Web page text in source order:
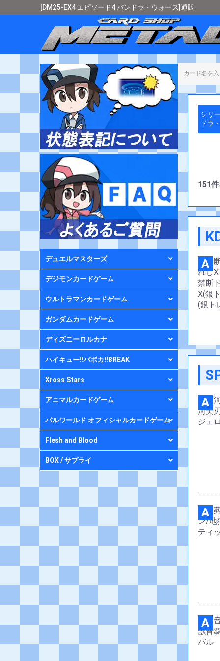
[DM25-EX4 エピソード4 パンドラ・ウォーズ]通販
デュエルマスターズ
デジモンカードゲーム
ウルトラマンカードゲーム
ガンダムカードゲーム
ディズニーロルカナ
ハイキュー!!バボカ!!BREAK
Xross Stars
アニマルカードゲーム
パルワールド オフィシャルカードゲーム
Flesh and Blood
BOX / サプライ
カード
シリ
ドラ
151件
A
A
A
A